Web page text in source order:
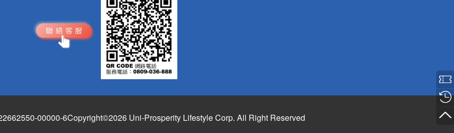
00000-6Copyright©2026 Uni-Prosperity Lifestyle Corp. All Right Reserved